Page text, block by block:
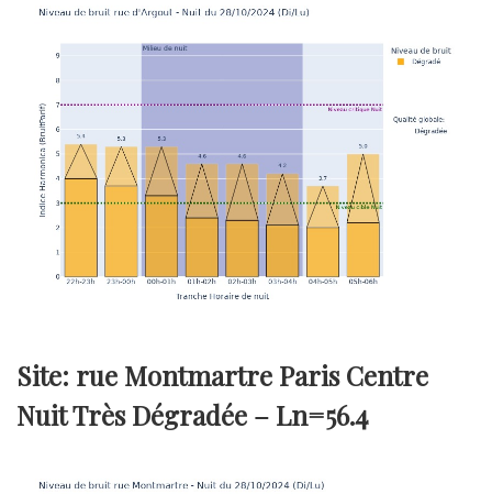
Site: rue Montmartre Paris Centre
Nuit Très Dégradée – Ln=56.4